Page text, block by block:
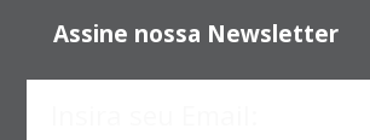
Assine nossa Newsletter